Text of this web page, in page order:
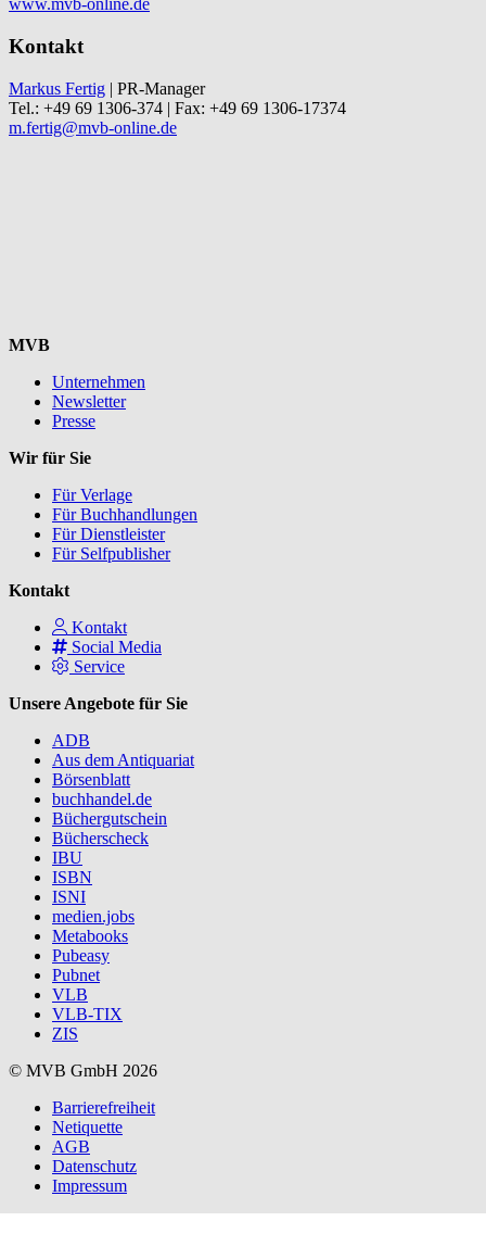
www.mvb-online.de
Kontakt
Markus Fertig | PR-Manager
Tel.: +49 69 1306-374 | Fax: +49 69 1306-17374
m.fertig@mvb-online.de
MVB
Unternehmen
Newsletter
Presse
Wir für Sie
Für Verlage
Für Buchhandlungen
Für Dienstleister
Für Selfpublisher
Kontakt
Kontakt
Social Media
Service
Unsere Angebote für Sie
ADB
Aus dem Antiquariat
Börsenblatt
buchhandel.de
Büchergutschein
Bücherscheck
IBU
ISBN
ISNI
medien.jobs
Metabooks
Pubeasy
Pubnet
VLB
VLB-TIX
ZIS
© MVB GmbH 2026
Barrierefreiheit
Netiquette
AGB
Datenschutz
Impressum